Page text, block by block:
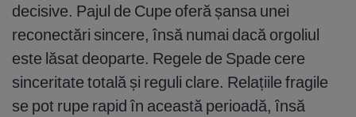
decisive. Pajul de Cupe oferă șansa unei
reconectări sincere, însă numai dacă orgoliul
este lăsat deoparte. Regele de Spade cere
sinceritate totală și reguli clare. Relațiile fragile
se pot rupe rapid în această perioadă, însă